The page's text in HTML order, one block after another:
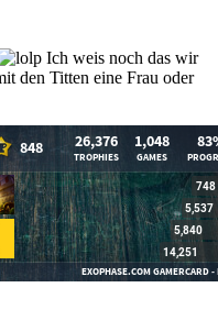
Ich weis noch das wir
den Titten eine Frau oder